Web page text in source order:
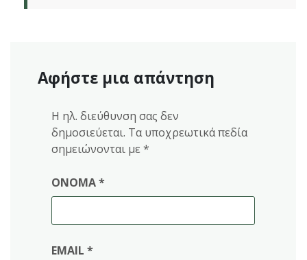
Αφήστε μια απάντηση
Η ηλ. διεύθυνση σας δεν
δημοσιεύεται. Τα υποχρεωτικά πεδία
σημειώνονται με *
ΌΝΟΜΑ*
EMAIL *